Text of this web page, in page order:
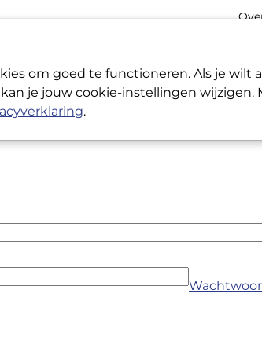
om goed te functioneren. Als je wilt
je jouw cookie-instellingen wijzigen.
.
Werkgevers /
Meta